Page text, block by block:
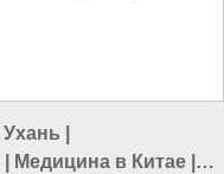
Ухань
Медицина в Китае